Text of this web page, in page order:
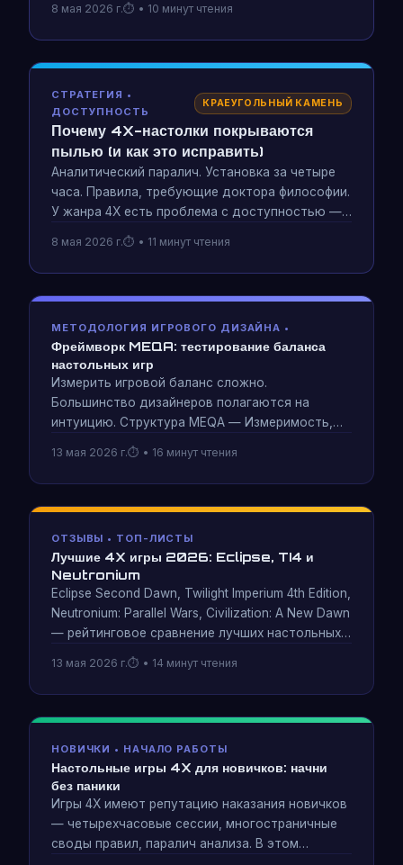
полностью меняет ситуацию — вот как
провести сеанс, на котором обучение
8 мая 2026 г. • 10 минут чтения
СТРАТЕГИЯ •
ДОСТУПНОСТЬ
КРАЕУГОЛЬНЫЙ КАМЕНЬ
Почему 4X-настолки покрываются
пылью (и как это исправить)
Аналитический паралич. Установка за четыре
часа. Правила, требующие доктора философии.
У жанра 4X есть проблема с доступностью —
Вот анатомия проблемы и один подход,
который действительно работает.
8 мая 2026 г. • 11 минут чтения
МЕТОДОЛОГИЯ ИГРОВОГО ДИЗАЙНА •
Фреймворк MEQA: тестирование баланса
настольных игр
Измерить игровой баланс сложно.
Большинство дизайнеров полагаются на
интуицию. Структура MEQA — Измеримость,
Адаптивность — представляет собой
методологию систематического
игрового тестирования Neutronium: Parallel
Wars.
13 мая 2026 г. • 16 минут чтения
ОТЗЫВЫ • ТОП-ЛИСТЫ
Лучшие 4X игры 2026: Eclipse, TI4 и
Neutronium
Eclipse Second Dawn, Twilight Imperium 4th Edition,
Neutronium: Parallel Wars, Civilization: A New Dawn
— рейтинговое сравнение лучших настольных
по показателям, которые фактически
определяют, будет ли игра воспроизведена
13 мая 2026 г. • 14 минут чтения
НОВИЧКИ • НАЧАЛО РАБОТЫ
Настольные игры 4X для новичков: начни
без паники
Игры 4X имеют репутацию наказания новичков
— четырехчасовые сессии, многостраничные
своды правил, паралич анализа. В этом